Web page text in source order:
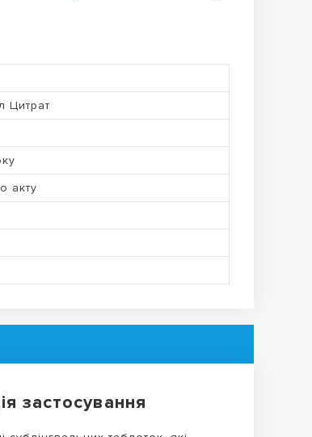
Цитрат
акту
застосування